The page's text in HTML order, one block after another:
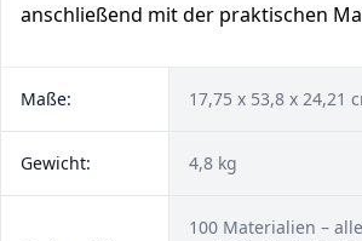
anschließend mit der praktischen
Maße: 17,75 x 53,8 x 24,21
Gewicht: 4,8 kg
100 Materialien –